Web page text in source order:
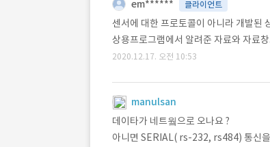
em****** 클라이언트
센서에 대한 프로토콜이 아니라 개발된
상용프로그램에서 알려준 자료와 자료
2020.12.17. 오전 10:53
manulsan
데이타가 네트웤으로 오나요 ?
아니면 SERIAL( rs-232, rs484) 통신